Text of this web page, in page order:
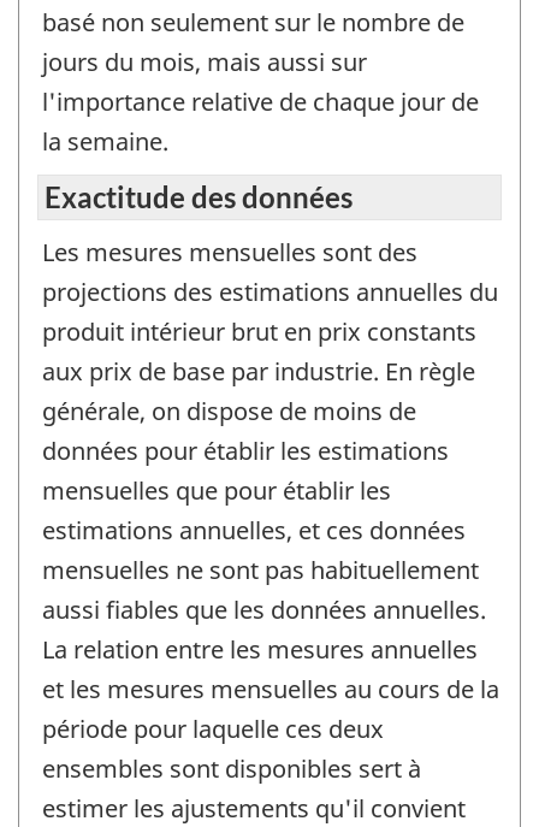
basé non seulement sur le nombre de
jours du mois, mais aussi sur
l'importance relative de chaque jour de
la semaine.
Exactitude des données
Les mesures mensuelles sont des
projections des estimations annuelles du
produit intérieur brut en prix constants
aux prix de base par industrie. En règle
générale, on dispose de moins de
données pour établir les estimations
mensuelles que pour établir les
estimations annuelles, et ces données
mensuelles ne sont pas habituellement
aussi fiables que les données annuelles.
La relation entre les mesures annuelles
et les mesures mensuelles au cours de la
période pour laquelle ces deux
ensembles sont disponibles sert à
estimer les ajustements qu'il convient